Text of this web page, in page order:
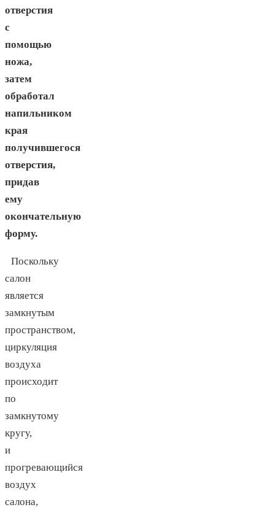
отверстия
с
помощью
ножа,
затем
обработал
напильником
края
получившегося
отверстия,
придав
ему
окончательную
форму.
Поскольку
салон
является
замкнутым
пространством,
циркуляция
воздуха
происходит
по
замкнутому
кругу,
и
прогревающийся
воздух
салона,